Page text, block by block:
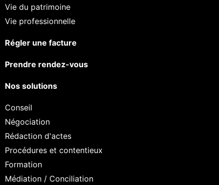
Vie du patrimoine
Vie professionnelle
Régler une facture
Prendre rendez-vous
Nos solutions
Conseil
Négociation
Rédaction d'actes
Procédures et contentieux
Formation
Médiation / Conciliation